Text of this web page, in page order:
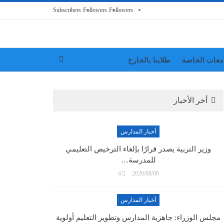
Followers
Followers
Subscribers
الخاصة طلابنا بالخارج
أخر الأخبار
أخبار المدارس
وزير التربية يصدر قرارًا بإلغاء الترخيص التعليمي
للمدرسة…
2026/08/06
4
أخبار المدارس
مجلس الوزراء: جاهزية المدارس وتطوير التعليم أولوية